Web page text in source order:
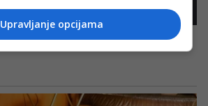
Upravljanje opcijama